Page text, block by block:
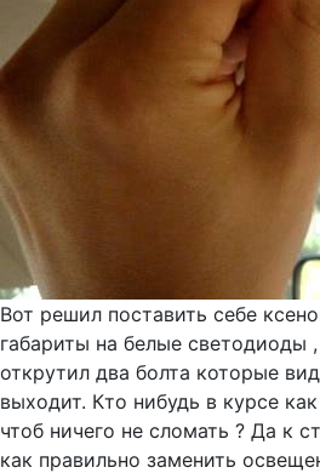
Вот решил поставить себе
габариты на белые светодиоды
открутил два болта которые
выходит. Кто нибудь в курсе
чтоб ничего не сломать ? Да к
как правильно заменить